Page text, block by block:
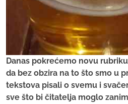
Danas pokrećemo novu
da bez obzira na to što smo u
tekstova pisali o svemu i
sve što bi čitatelja moglo